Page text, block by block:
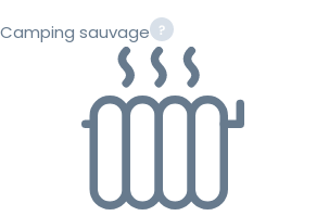
Camping sauvage